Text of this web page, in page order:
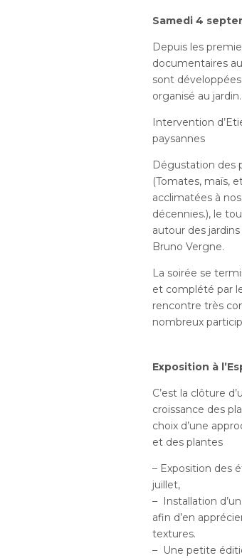
Samedi 4
Depuis les
documentaires
sont
organisé au jardin.
Intervention
paysannes
Dégustation des
(Tomates, maïs,
acclimatées à
décennies.), le
autour des
Bruno Vergne.
La soirée se
et complété par
rencontre très
nombreux
Exposition à
C’est la clôture
croissance des
choix d’une
et des plantes
– Exposition des
juillet,
– Installation
afin d’en
textures.
– Une petite